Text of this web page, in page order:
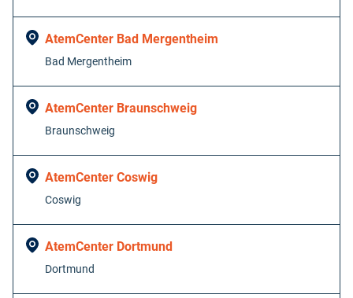
AtemCenter Bad Mergentheim
Bad Mergentheim
AtemCenter Braunschweig
Braunschweig
AtemCenter Coswig
Coswig
AtemCenter Dortmund
Dortmund